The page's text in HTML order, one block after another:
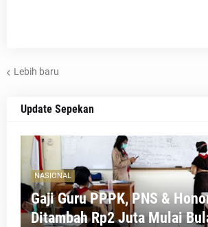
Lebih baru
Update Sepekan
NASIONAL
Gaji Guru PPPK, PNS &
Ditambah Rp2 Juta Mulai